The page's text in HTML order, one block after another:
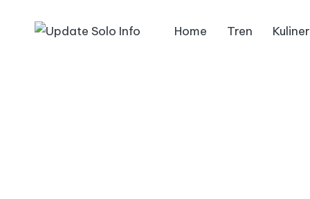
Home Tren Kuliner